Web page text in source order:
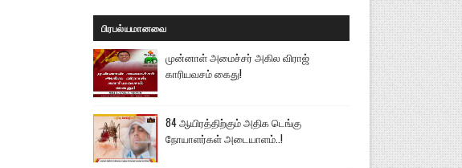
பிரபல்யமானவை
முன்னாள் அமைச்சர் அகில விராஜ்
காரியவசம் கைது!
84 ஆயிரத்திற்கும் அதிக டெங்கு
நோயாளர்கள் அடையாளம்..!